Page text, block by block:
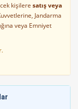
kişilere satış veya
Jandarma
veya Emniyet